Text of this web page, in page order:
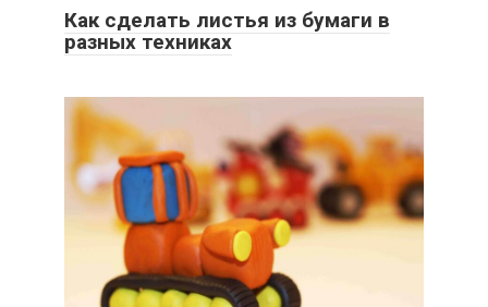
Как сделать листья из бумаги в
разных техниках